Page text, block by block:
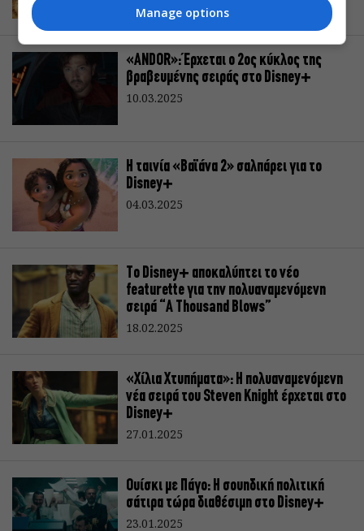
«ANDOR»: Έρχεται ο 2ος κύκλος της
βραβευμένης σειράς στο Disney+
10.03.2025
Η ταινία «Βαϊάνα 2» σαλπάρει για το
Disney+
04.03.2025
Το Disney+ αποκαλύπτει το νέο
featurette για την πολυαναμενόμενη
σειρά “A Thousand Blows”
18.02.2025
«Χίλια Χτυπήματα»: H πολυαναμενόμενη
νέα σειρά του Steven Knight έρχεται στο
Disney+
27.01.2025
Ουίσκι με Πάγο: Η σουηδική πολιτική
σάτιρα τώρα διαθέσιμη στο Disney+
23.01.2025
Manage options